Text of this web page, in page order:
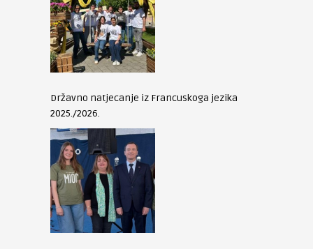
Državno natjecanje iz Francuskoga jezika
2025./2026.